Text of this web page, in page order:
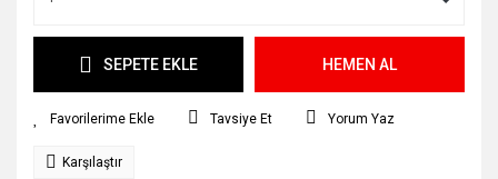
SEPETE EKLE HEMEN AL
Tavsiye Et Yorum Yaz
Karşılaştır